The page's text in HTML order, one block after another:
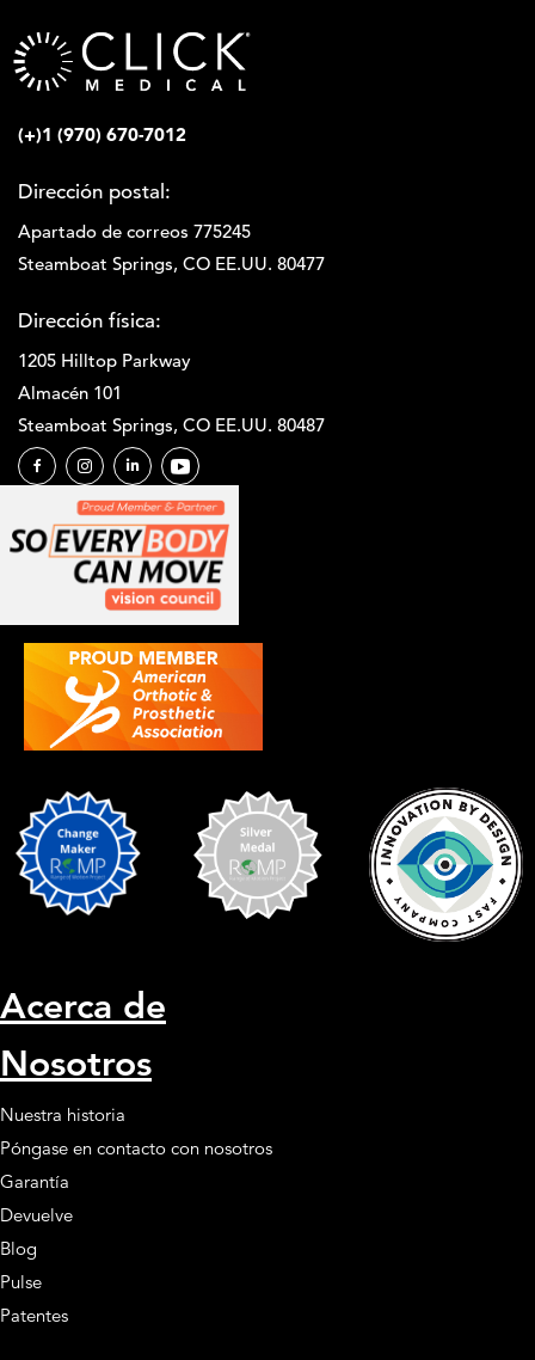
(+)1 (970) 670-7012
Dirección postal:
Apartado de correos 775245
Steamboat Springs, CO EE.UU. 80477
Dirección física:
1205 Hilltop Parkway
Almacén 101
Steamboat Springs, CO EE.UU. 80487
Acerca de
Nosotros
Nuestra historia
Póngase en contacto con nosotros
Garantía
Devuelve
Blog
Pulse
Patentes